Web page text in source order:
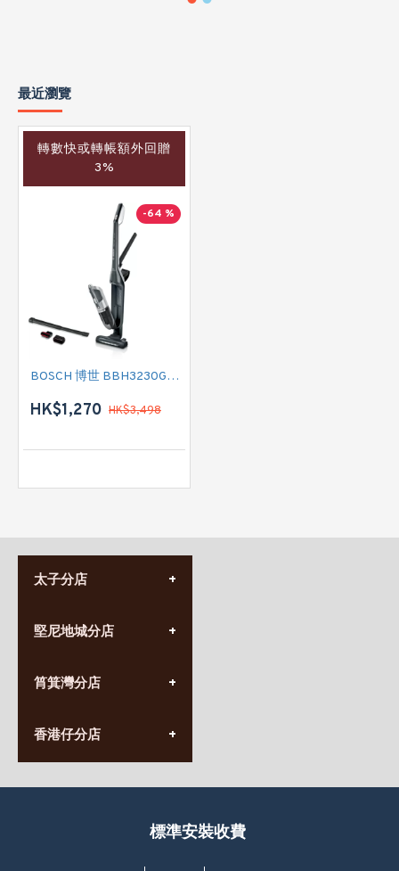
最近瀏覽
轉數快或轉帳額外回贈
3%
-64 %
BOSCH 博世 BBH3230GB 無線吸塵機
HK$1,270 HK$3,498
太子分店
營業時間:
九龍太子太子道西141號
堅尼地城分店
營業時間:
香港堅尼地城卑路乍街
(堅尼地城地鐵站B出口)
筲箕灣分店
營業時間:
(10:00am-20:30pm)
香港仔分店
營業時間:
香港香港仔成都道20-28號
(黃竹坑地鐵站轉4M專線小巴)
標準安裝收費